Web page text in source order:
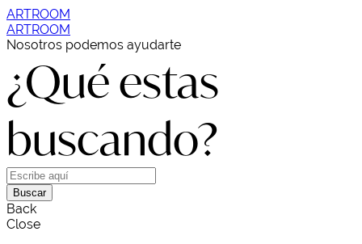
ARTROOM
ARTROOM
Nosotros podemos ayudarte
¿Qué estas
buscando?
Buscar
Back
Close